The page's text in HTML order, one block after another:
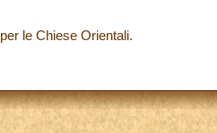
le Chiese Orientali.